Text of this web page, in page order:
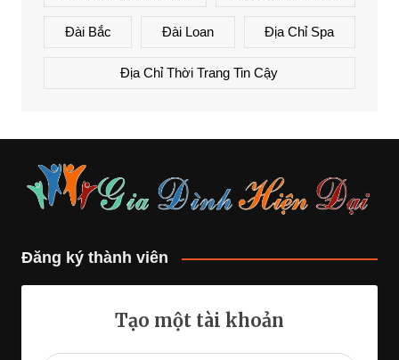
Đài Bắc Đài Loan Địa Chỉ Spa
Địa Chỉ Thời Trang Tin Cậy
Đăng ký thành viên
Tạo một tài khoản